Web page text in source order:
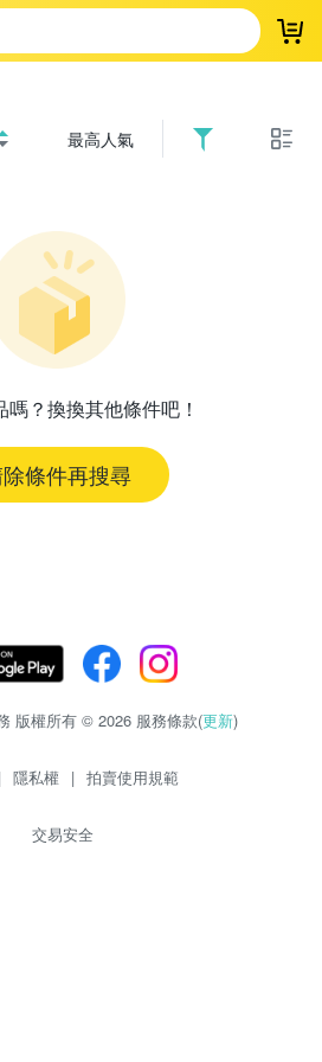
登
最高人氣
嗎？換換其他條件吧！
條件再搜尋
版權所有 © 2026 服務條款(更新)
隱私權 | 拍賣使用規範
交易安全